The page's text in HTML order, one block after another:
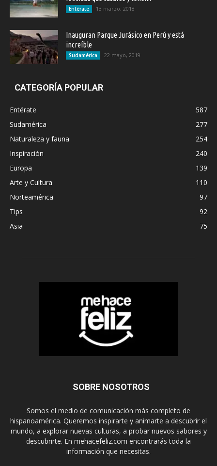
Entérate 13 marzo, 2018
Inauguran Parque Jurásico en Perú y está
increíble
Sudamérica 22 mayo, 2019
CATEGORÍA POPULAR
Entérate
587
Sudamérica
277
Naturaleza y fauna
254
Inspiración
240
Europa
139
Arte y Cultura
110
Norteamérica
97
Tips
92
Asia
75
SOBRE NOSOTROS
Somos el medio de comunicación más completo de
hispanoamérica. Queremos inspirarte y animarte a descubrir el
mundo, a explorar nuevas culturas, a probar nuevos sabores y
descubrirte. En mehacefeliz.com encontrarás toda la
información que necesitas.